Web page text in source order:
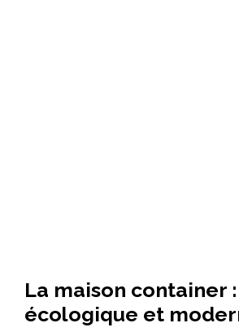
La maison container
écologique et